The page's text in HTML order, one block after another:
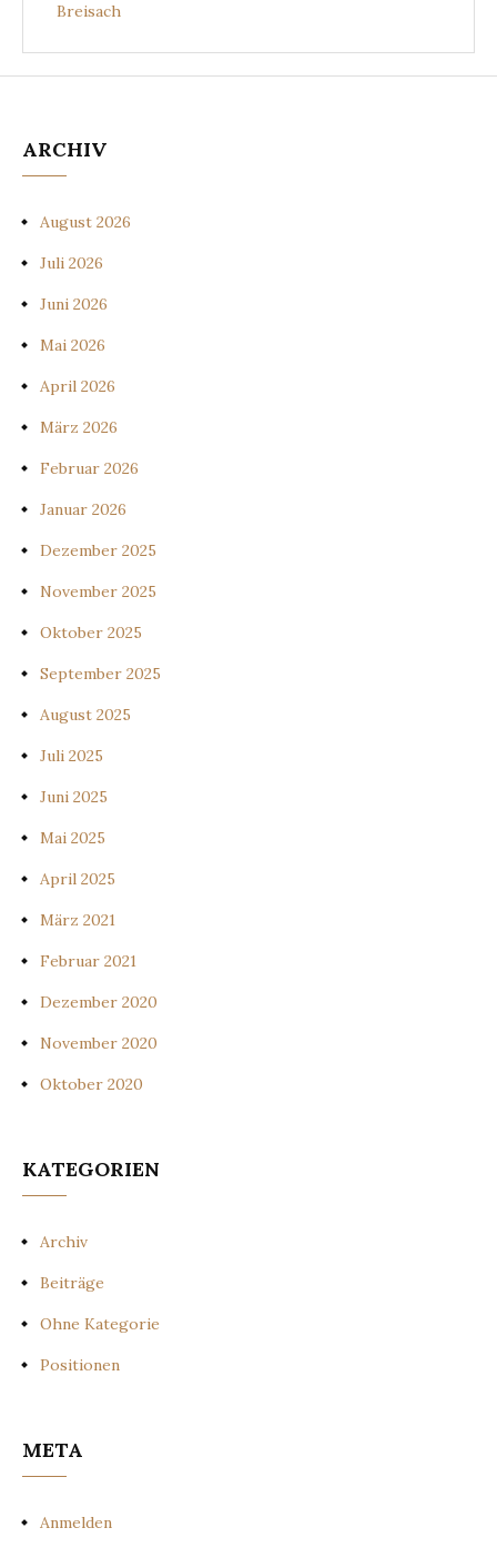
Breisach
ARCHIV
August 2026
Juli 2026
Juni 2026
Mai 2026
April 2026
März 2026
Februar 2026
Januar 2026
Dezember 2025
November 2025
Oktober 2025
September 2025
August 2025
Juli 2025
Juni 2025
Mai 2025
April 2025
März 2021
Februar 2021
Dezember 2020
November 2020
Oktober 2020
KATEGORIEN
Archiv
Beiträge
Ohne Kategorie
Positionen
META
Anmelden